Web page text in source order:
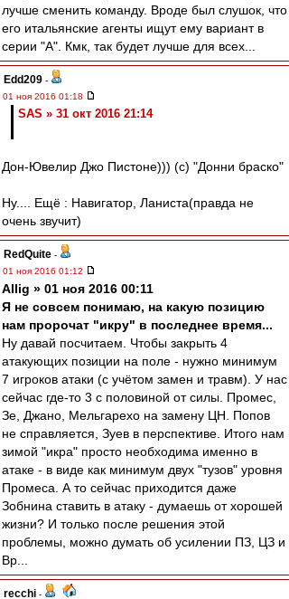
лучше сменить команду. Вроде был слушок, что
его итальянские агенты ищут ему вариант в
серии "А". Кмк, так будет лучше для всех...
Edd209 -
01 ноя 2016 01:18
SAS » 31 окт 2016 21:14
Дон-Ювелир Джо Пистоне))) (с) "Донни браско"
Ну.... Ещё : Навигатор, Ланиста(правда не
очень звучит)
RedQuite -
01 ноя 2016 01:12
Allig » 01 ноя 2016 00:11
Я не совсем понимаю, на какую позицию
нам пророчат "икру" в последнее время...
Ну давай посчитаем. Чтобы закрыть 4
атакующих позиции на поле - нужно минимум
7 игроков атаки (с учётом замен и травм). У нас
сейчас где-то 3 с половиной от силы. Промес,
Зе, Джано, Мельгарехо на замену ЦН. Попов
не справляется, Зуев в перспективе. Итого нам
зимой "икра" просто необходима именно в
атаке - в виде как минимум двух "тузов" уровня
Промеса. А то сейчас приходится даже
Зобнина ставить в атаку - думаешь от хорошей
жизни? И только после решения этой
проблемы, можно думать об усилении ПЗ, ЦЗ и
Вр...
recchi -